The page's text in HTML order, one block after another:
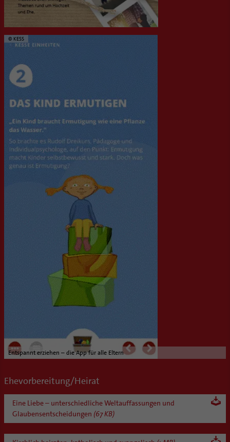
Entspannt erziehen – die App für alle Eltern
© KESS
Ehevorbereitung/Heirat
Eine Liebe – unterschiedliche Weltauffassungen und
Glaubensentscheidungen (67 KB)